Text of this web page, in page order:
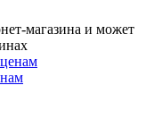
магазина и может